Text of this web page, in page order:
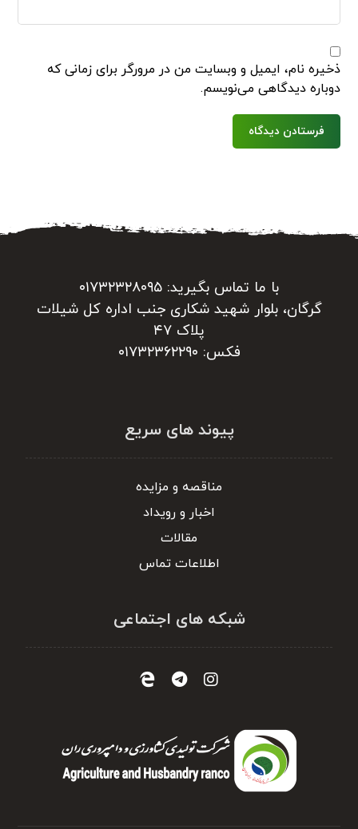
ذخیره نام، ایمیل و وبسایت من در مرورگر برای زمانی که
دوباره دیدگاهی می‌نویسم.
فرستادن دیدگاه
با ما تماس بگیرید: ۰۱۷۳۲۳۲۸۰۹۵
گرگان، بلوار شهید شکاری جنب اداره کل شیلات
پلاک ۴۷
فکس: ۰۱۷۳۲۳۶۲۲۹۰
پیوند های سریع
مناقصه و مزایده
اخبار و رویداد
مقالات
اطلاعات تماس
شبکه های اجتماعی